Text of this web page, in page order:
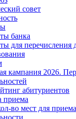
совет
банка
для перечисления
кампания 2026.
абитуриентов
приема
во мест для